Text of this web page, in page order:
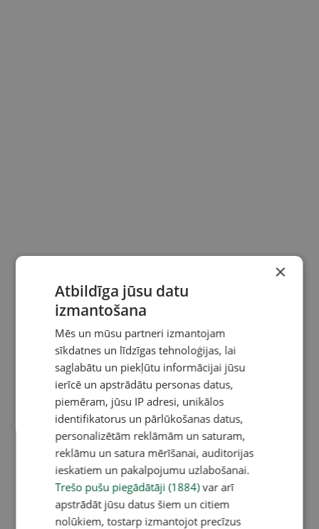
×
Atbildīga jūsu datu
izmantošana
Mēs un mūsu partneri izmantojam
sīkdatnes un līdzīgas tehnoloģijas, lai
saglabātu un piekļūtu informācijai jūsu
ierīcē un apstrādātu personas datus,
piemēram, jūsu IP adresi, unikālos
identifikatorus un pārlūkošanas datus,
personalizētām reklāmām un saturam,
reklāmu un satura mērīšanai, auditorijas
ieskatiem un pakalpojumu uzlabošanai.
Trešo pušu piegādātāji (1884)var arī
apstrādāt jūsu datus šiem un citiem
nolūkiem, tostarp izmantojot precīzus